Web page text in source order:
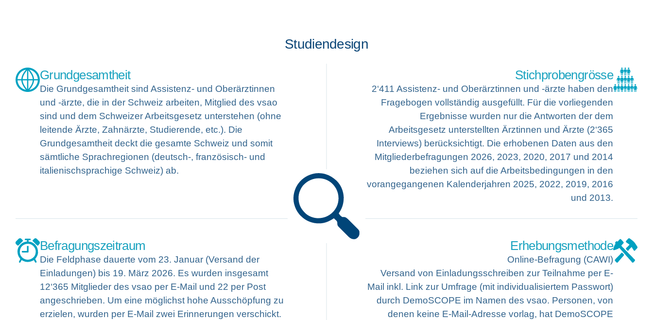
Studiendesign
Grundgesamtheit
Die Grundgesamtheit sind Assistenz- und Oberärztinnen
und -ärzte, die in der Schweiz arbeiten, Mitglied des vsao
sind und dem Schweizer Arbeitsgesetz unterstehen (ohne
leitende Ärzte, Zahnärzte, Studierende, etc.). Die
Grundgesamtheit deckt die gesamte Schweiz und somit
sämtliche Sprachregionen (deutsch-, französisch- und
italienischsprachige Schweiz) ab.
Stichprobengrösse
2‘411 Assistenz- und Oberärztinnen und -ärzte haben den
Fragebogen vollständig ausgefüllt. Für die vorliegenden
Ergebnisse wurden nur die Antworten der dem
Arbeitsgesetz unterstellten Ärztinnen und Ärzte (2‘365
Interviews) berücksichtigt. Die erhobenen Daten aus den
Mitgliederbefragungen 2026, 2023, 2020, 2017 und 2014
beziehen sich auf die Arbeitsbedingungen in den
vorangegangenen Kalenderjahren 2025, 2022, 2019, 2016
und 2013.
Befragungszeitraum
Die Feldphase dauerte vom 23. Januar (Versand der
Einladungen) bis 19. März 2026. Es wurden insgesamt
12‘365 Mitglieder des vsao per E-Mail und 22 per Post
angeschrieben. Um eine möglichst hohe Ausschöpfung zu
erzielen, wurden per E-Mail zwei Erinnerungen verschickt.
Erhebungsmethode
Online-Befragung (CAWI)
Versand von Einladungsschreiben zur Teilnahme per E-
Mail inkl. Link zur Umfrage (mit individualisiertem Passwort)
durch DemoSCOPE im Namen des vsao. Personen, von
denen keine E-Mail-Adresse vorlag, hat DemoSCOPE